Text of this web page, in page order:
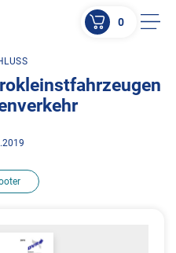
0